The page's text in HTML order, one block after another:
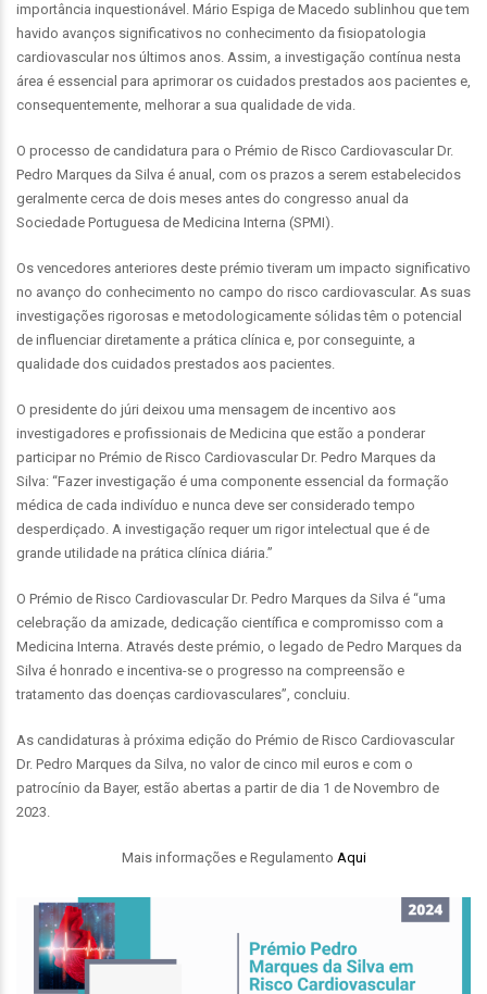
importância inquestionável. Mário Espiga de Macedo sublinhou que tem
havido avanços significativos no conhecimento da fisiopatologia
cardiovascular nos últimos anos. Assim, a investigação contínua nesta
área é essencial para aprimorar os cuidados prestados aos pacientes e,
consequentemente, melhorar a sua qualidade de vida.
O processo de candidatura para o Prémio de Risco Cardiovascular Dr.
Pedro Marques da Silva é anual, com os prazos a serem estabelecidos
geralmente cerca de dois meses antes do congresso anual da
Sociedade Portuguesa de Medicina Interna (SPMI).
Os vencedores anteriores deste prémio tiveram um impacto significativo
no avanço do conhecimento no campo do risco cardiovascular. As suas
investigações rigorosas e metodologicamente sólidas têm o potencial
de influenciar diretamente a prática clínica e, por conseguinte, a
qualidade dos cuidados prestados aos pacientes.
O presidente do júri deixou uma mensagem de incentivo aos
investigadores e profissionais de Medicina que estão a ponderar
participar no Prémio de Risco Cardiovascular Dr. Pedro Marques da
Silva: “Fazer investigação é uma componente essencial da formação
médica de cada indivíduo e nunca deve ser considerado tempo
desperdiçado. A investigação requer um rigor intelectual que é de
grande utilidade na prática clínica diária.”
O Prémio de Risco Cardiovascular Dr. Pedro Marques da Silva é “uma
celebração da amizade, dedicação científica e compromisso com a
Medicina Interna. Através deste prémio, o legado de Pedro Marques da
Silva é honrado e incentiva-se o progresso na compreensão e
tratamento das doenças cardiovasculares”, concluiu.
As candidaturas à próxima edição do Prémio de Risco Cardiovascular
Dr. Pedro Marques da Silva, no valor de cinco mil euros e com o
patrocínio da Bayer, estão abertas a partir de dia 1 de Novembro de
2023.
Mais informações e Regulamento Aqui